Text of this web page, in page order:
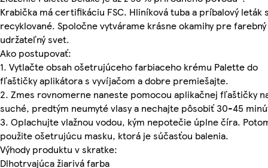
Krabička má certifikáciu FSC. Hliníková tuba a príbalový leták
recyklované. Spoločne vytvárame krásne okamihy pre farebný
udržateľný svet.
Ako postupovať:
1. Vytlačte obsah ošetrujúceho farbiaceho krému Palette do
fľaštičky aplikátora s vyvíjačom a dobre premiešajte.
2. Zmes rovnomerne naneste pomocou aplikačnej fľaštičky
suché, predtým neumyté vlasy a nechajte pôsobiť 30-45
3. Oplachujte vlažnou vodou, kým nepotečie úplne číra.
použite ošetrujúcu masku, ktorá je súčasťou balenia.
Výhody produktu v skratke:
Dlhotrvajúca žiarivá farba